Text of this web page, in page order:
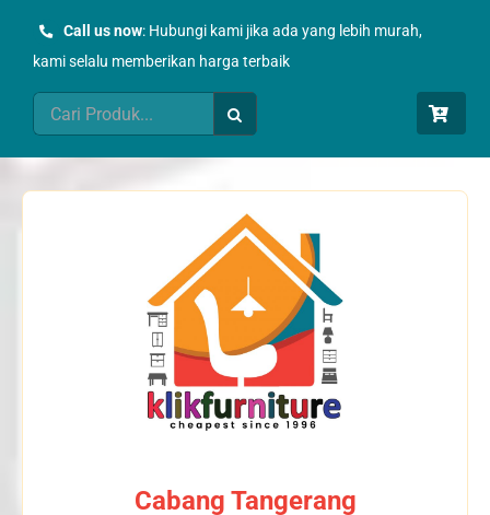
Call us now: Hubungi kami jika ada yang lebih murah,
kami selalu memberikan harga terbaik
Search
for:
Cabang Tangerang